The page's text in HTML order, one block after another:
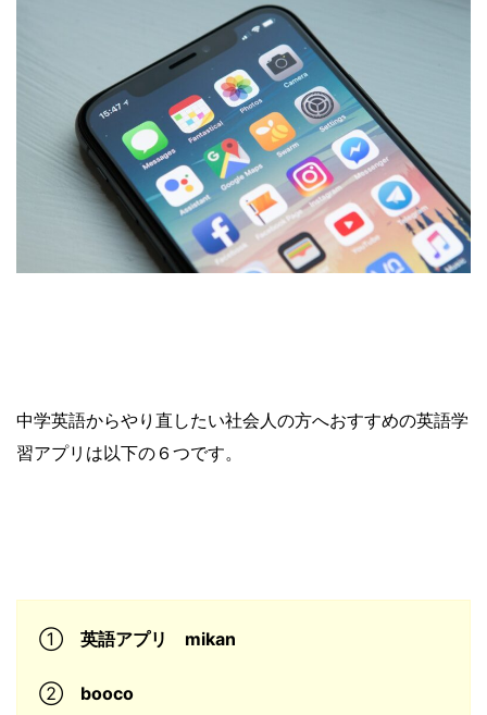
中学英語からやり直したい社会人の方へおすすめの英語学
習アプリは以下の６つです。
① 英語アプリ mikan
② booco